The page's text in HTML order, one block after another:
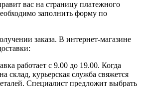
вас на страницу платежного
заполнить форму по
заказа. В интернет-магазине
работает с 9.00 до 19.00. Когда
склад, курьерская служба свяжется
Специалист предложит выбрать